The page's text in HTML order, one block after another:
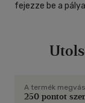
fejezze be a
A termék
250 pontot